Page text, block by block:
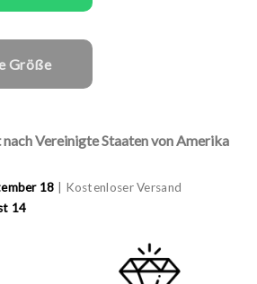
Größe
Vereinigte Staaten von Amerika
18 | Kostenloser Versand
14